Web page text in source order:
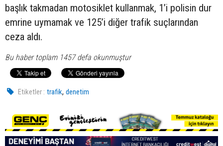
başlık takmadan motosiklet kullanmak, 1’i polisin dur
emrine uymamak ve 125’i diğer trafik suçlarından
ceza aldı.
Bu haber toplam 1457 defa okunmuştur
Etiketler : trafik,denetim